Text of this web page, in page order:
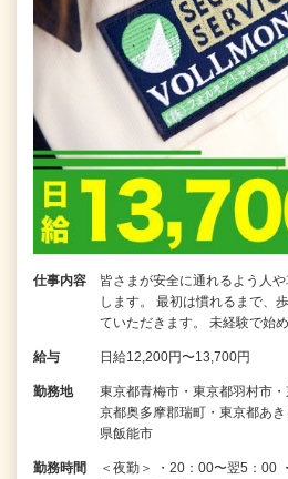
仕事内容
皆さまが安全に通れるよう人
します。 最初は慣れるまで、
ていただきます。 未経験で始
給与 日給12,200円〜13,700円
勤務地
東京都青梅市・東京都羽村市
京都奥多摩郡瑞町・東京都あ
県飯能市
勤務時間
＜夜勤＞ ・20：00〜翌5：00